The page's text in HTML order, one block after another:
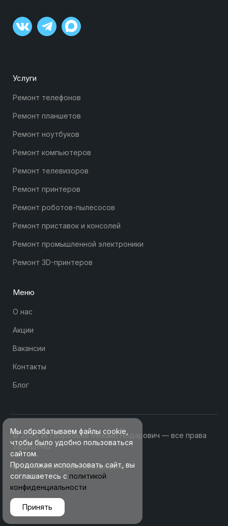
Услуги
Ремонт телефонов
Ремонт планшетов
Ремонт ноутбуков
Ремонт компьютеров
Ремонт телевизоров
Ремонт принтеров
Ремонт роботов-пылесосов
Ремонт приставок и консолей
Ремонт промышленной электроники
Ремонт 3D-принтеров
Меню
О нас
Акции
Вакансии
Контакты
Блог
© 2025. ИП Воробьев Михаил Нодарович — все права
защищены
Политика конфиденциальности
Мы обрабатываем файлы cookie,
чтобы было удобно пользоваться
сайтом.
Продолжая использовать сайт, вы
соглашаетесь с политикой
конфиденциальности
Принять